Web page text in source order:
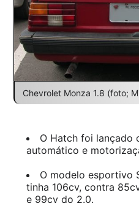
Chevrolet Monza 1.8 (foto;
O Hatch foi lançado
automático e
O modelo esportivo
tinha 106cv, contra
e 99cv do 2.0.